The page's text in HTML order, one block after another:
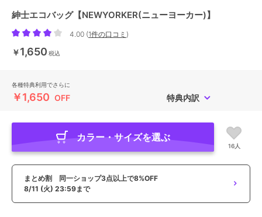
紳士エコバッグ【NEWYORKER(ニューヨーカー)】
4.00 (1件の口コミ )
￥1,650 税込
各種特典利用でさらに
￥1,650 OFF 特典内訳
カラー・サイズを選ぶ
16人
まとめ割 同一ショップ3点以上で8%OFF
8/11 (火) 23:59まで